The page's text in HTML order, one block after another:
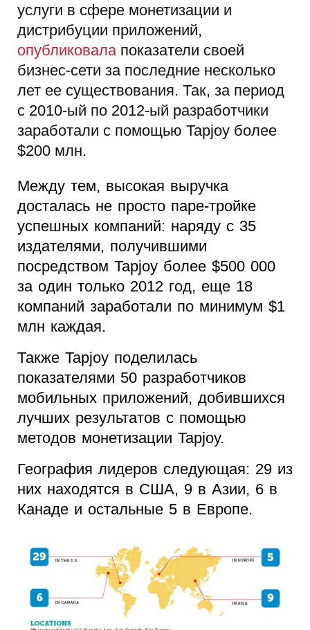
услуги в сфере монетизации и
дистрибуции приложений,
опубликовала показатели своей
бизнес-сети за последние несколько
лет ее существования. Так, за период
с 2010-ый по 2012-ый разработчики
заработали с помощью Tapjoy более
$200 млн.
Между тем, высокая выручка
досталась не просто паре-тройке
успешных компаний: наряду с 35
издателями, получившими
посредством Tapjoy более $500 000
за один только 2012 год, еще 18
компаний заработали по минимум $1
млн каждая.
Также Tapjoy поделилась
показателями 50 разработчиков
мобильных приложений, добившихся
лучших результатов с помощью
методов монетизации Tapjoy.
География лидеров следующая: 29 из
них находятся в США, 9 в Азии, 6 в
Канаде и остальные 5 в Европе.